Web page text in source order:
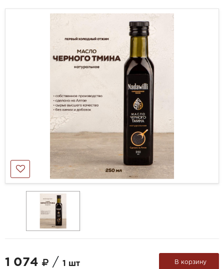
1 074 / 1 шт В корзину